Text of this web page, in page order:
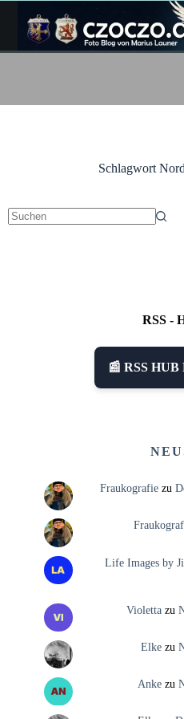
Inhalt
springen
Schlagwort
RSS -
📰 RSS HUB
Fraukografiezu
Life Images by
Violettazu
Elkezu
Ankezu